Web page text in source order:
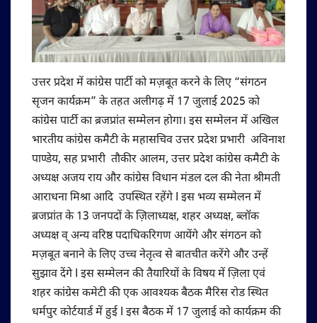
उत्तर प्रदेश में कांग्रेस पार्टी को मज़बूत करने के लिए “संगठन
सृजन कार्यक्रम” के तहत अलीगढ़ में 17 जुलाई 2025 को
कांग्रेस पार्टी का ब्रजप्रांत सम्मेलन होगा। इस सम्मेलन में अखिल
भारतीय कांग्रेस कमैटी के महासचिव उत्तर प्रदेश प्रभारी अविनाश
पाण्डेय, सह प्रभारी तौकीर आलम, उत्तर प्रदेश कांग्रेस कमैटी के
अध्यक्ष अजय राय और कांग्रेस विधान मंडल दल की नेता श्रीमती
आराधना मिश्रा आदि उपस्थित रहेंगे I इस भव्य सम्मेलन में
ब्रजप्रांत के 13 जनपदों के ज़िलाध्यक्ष, शहर अध्यक्ष, ब्लॉक
अध्यक्ष व् अन्य वरिष्ठ पदाधिकरिगण आयेंगे और संगठन को
मज़बूत बनाने के लिए उच्च नेतृत्व से बातचीत करेंगे और उन्हें
सुझाव देंगे I इस सम्मेलन की तैयारियों के विषय में ज़िला एवं
शहर कांग्रेस कमेटी की एक आवश्यक बैठक मैरिस रोड स्थित
धर्मपुर कोर्टयार्ड में हुई I इस बैठक में 17 जुलाई को कार्यक्रम की